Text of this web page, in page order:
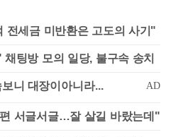
전세금 미반환은 고도의 사기"
팅방 모의 일당, 불구속 송치
서글서글…잘 살길 바랐는데"